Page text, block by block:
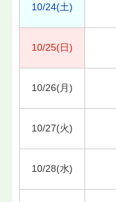
10/24(土)
10/25(日)
10/26(月)
10/27(火)
10/28(水)